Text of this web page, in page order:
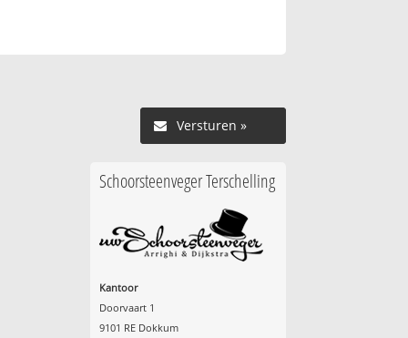
Versturen »
Schoorsteenveger Terschelling
Kantoor
Doorvaart 1
9101 RE Dokkum